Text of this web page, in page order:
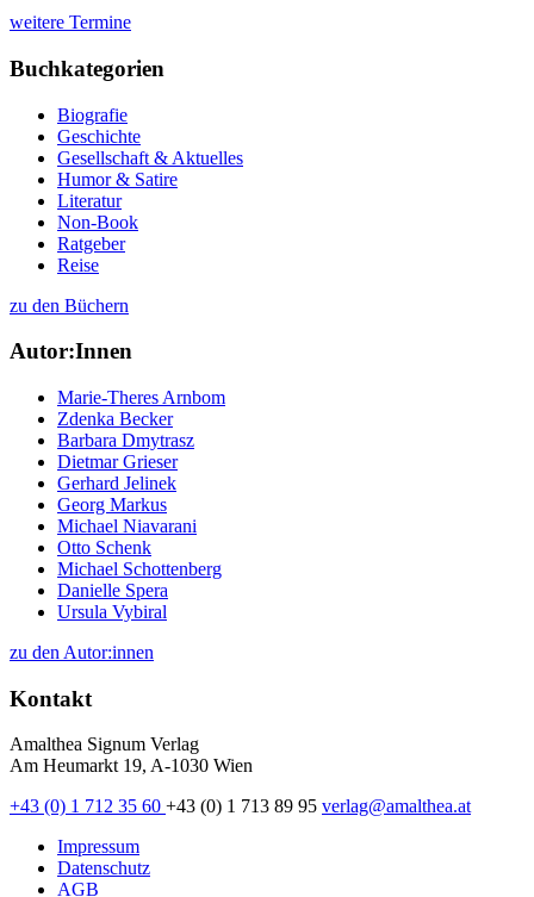
weitere Termine
Buchkategorien
Biografie
Geschichte
Gesellschaft & Aktuelles
Humor & Satire
Literatur
Non-Book
Ratgeber
Reise
zu den Büchern
Autor:Innen
Marie-Theres Arnbom
Zdenka Becker
Barbara Dmytrasz
Dietmar Grieser
Gerhard Jelinek
Georg Markus
Michael Niavarani
Otto Schenk
Michael Schottenberg
Danielle Spera
Ursula Vybiral
zu den Autor:innen
Kontakt
Amalthea Signum Verlag
Am Heumarkt 19, A-1030 Wien
+43 (0) 1 712 35 60 +43 (0) 1 713 89 95 verlag@amalthea.at
Impressum
Datenschutz
AGB